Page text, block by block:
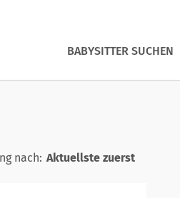
BABYSITTER SUCHEN
nach: